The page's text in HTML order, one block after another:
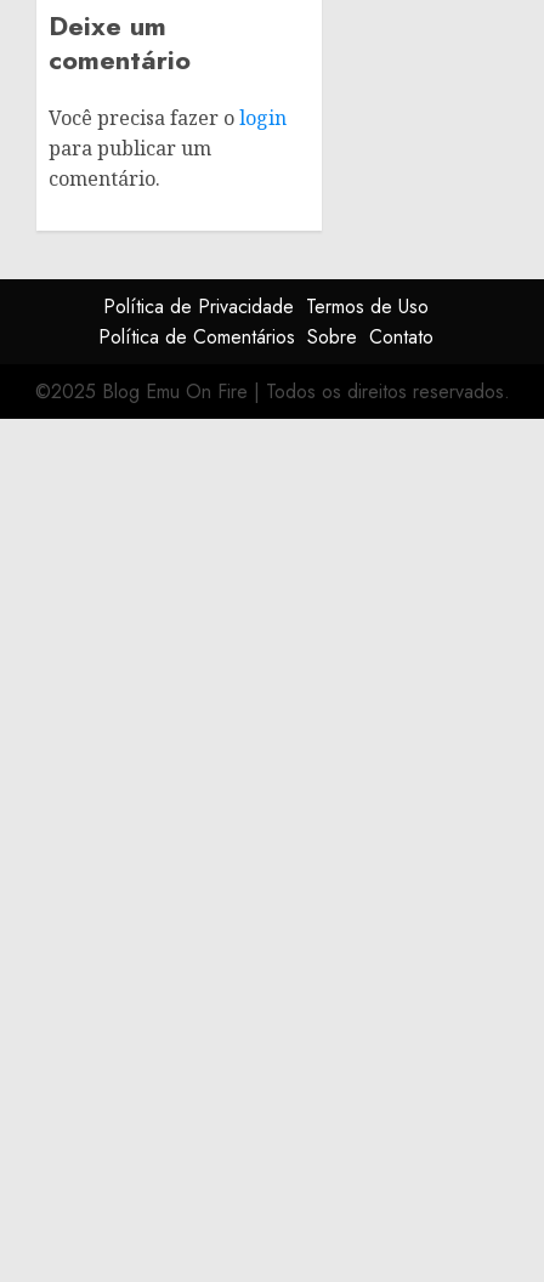
Deixe um
comentário
Você precisa fazer ologin
para publicar um
comentário.
Política de Privacidade Termos de Uso
Política de Comentários Sobre Contato
©2025 Blog Emu On Fire | Todos os direitos reservados.